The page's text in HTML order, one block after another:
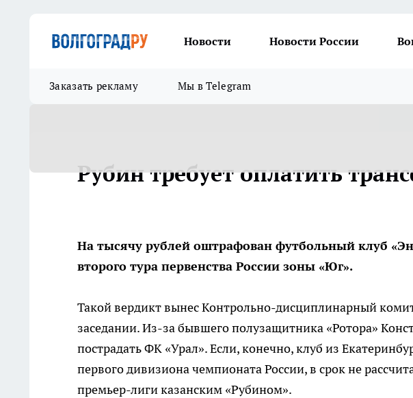
Новости Новости России
Заказать рекламу Мы в Telegram
Рубин требует оплатить
На тысячу рублей оштрафован футбольный клуб
второго тура первенства России зоны «Юг».
Такой вердикт вынес Контрольно-дисциплинарный
заседании. Из-за бывшего полузащитника «Ротора»
пострадать ФК «Урал». Если, конечно, клуб из
первого дивизиона чемпионата России, в срок не
премьер-лиги казанским «Рубином».